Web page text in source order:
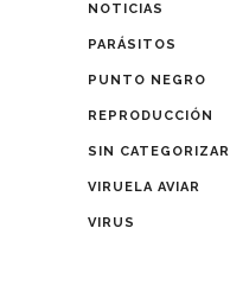
NOTICIAS
PARÁSITOS
PUNTO NEGRO
REPRODUCCIÓN
SIN CATEGORIZAR
VIRUELA AVIAR
VIRUS